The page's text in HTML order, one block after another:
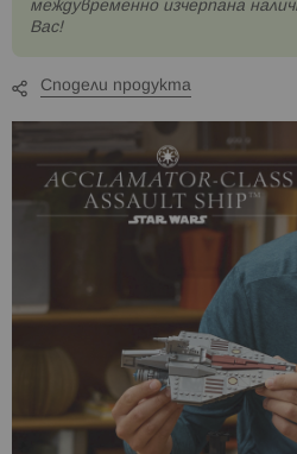
междувременно изчерпана
Вас!
Сподели продукта